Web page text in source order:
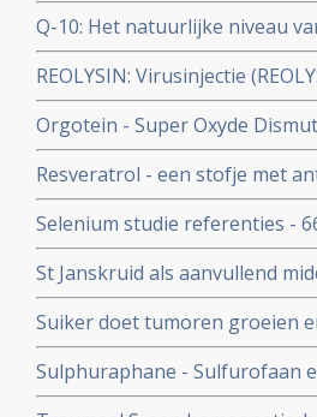
Q-10: Het natuurlijke niveau
onafhankelijke en
geen recidief blijkt uit een
REOLYSIN: Virusinjectie
kankerpatiënten met solide
Orgotein - Super Oxyde
ernstige bijwerkingen van
gerandomiseerde studie bij
Resveratrol - een stofje met
wetenschapper, maar
kanker eigenschappen heeft
Selenium studie referenties -
en therapeutische rol van
St Janskruid als aanvullend
Suiker doet tumoren groeien
Een suikerarm dieet voor
Thevelein na zijn
Sulphuraphane - Sulfurofaan
opnieuw effectieve en veilige